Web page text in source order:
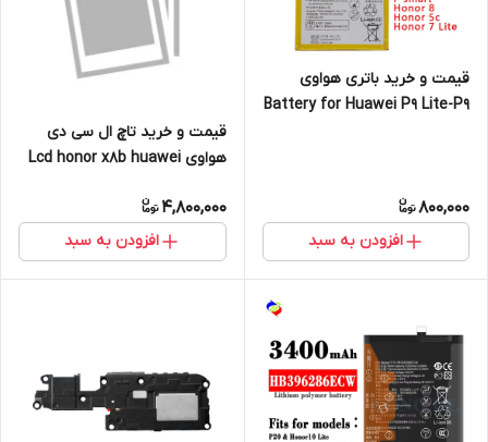
قیمت و خرید باتری هواوی
Battery for Huawei P9 Lite-P9
800,000
افزودن به سبد
قیمت و خرید تاچ ال سی دی
هواوی Lcd honor x8b huawei
4,800,000
افزودن به سبد